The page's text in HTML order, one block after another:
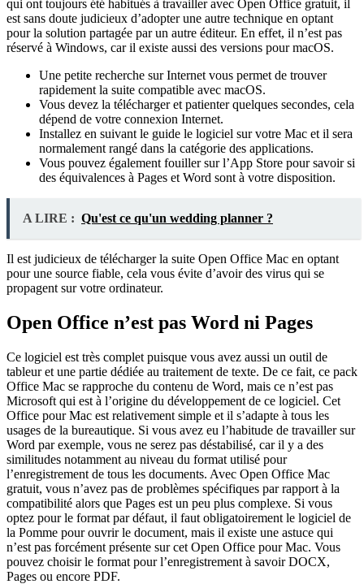
qui ont toujours été habitués à travailler avec Open Office gratuit, il
est sans doute judicieux d’adopter une autre technique en optant
pour la solution partagée par un autre éditeur. En effet, il n’est pas
réservé à Windows, car il existe aussi des versions pour macOS.
Une petite recherche sur Internet vous permet de trouver
rapidement la suite compatible avec macOS.
Vous devez la télécharger et patienter quelques secondes, cela
dépend de votre connexion Internet.
Installez en suivant le guide le logiciel sur votre Mac et il sera
normalement rangé dans la catégorie des applications.
Vous pouvez également fouiller sur l’App Store pour savoir si
des équivalences à Pages et Word sont à votre disposition.
A LIRE : Qu'est ce qu'un wedding planner ?
Il est judicieux de télécharger la suite Open Office Mac en optant
pour une source fiable, cela vous évite d’avoir des virus qui se
propagent sur votre ordinateur.
Open Office n’est pas Word ni Pages
Ce logiciel est très complet puisque vous avez aussi un outil de
tableur et une partie dédiée au traitement de texte. De ce fait, ce pack
Office Mac se rapproche du contenu de Word, mais ce n’est pas
Microsoft qui est à l’origine du développement de ce logiciel. Cet
Office pour Mac est relativement simple et il s’adapte à tous les
usages de la bureautique. Si vous avez eu l’habitude de travailler sur
Word par exemple, vous ne serez pas déstabilisé, car il y a des
similitudes notamment au niveau du format utilisé pour
l’enregistrement de tous les documents. Avec Open Office Mac
gratuit, vous n’avez pas de problèmes spécifiques par rapport à la
compatibilité alors que Pages est un peu plus complexe. Si vous
optez pour le format par défaut, il faut obligatoirement le logiciel de
la Pomme pour ouvrir le document, mais il existe une astuce qui
n’est pas forcément présente sur cet Open Office pour Mac. Vous
pouvez choisir le format pour l’enregistrement à savoir DOCX,
Pages ou encore PDF.